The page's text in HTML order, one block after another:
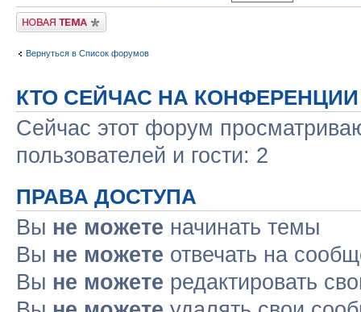
Новая тема
Вернуться в Список форумов
КТО СЕЙЧАС НА КОНФЕРЕНЦИИ
Сейчас этот форум
пользователей и гости: 2
ПРАВА ДОСТУПА
Вы не можете начинать темы
Вы не можете отвечать на
Вы не можете редактировать